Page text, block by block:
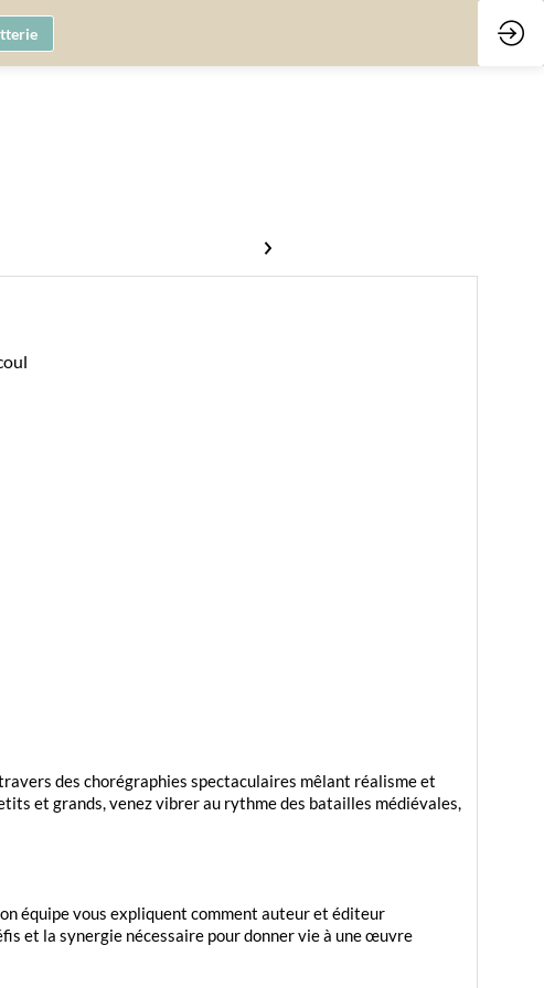
des chorégraphies spectaculaires mêlant réalisme et
et grands, venez vibrer au rythme des batailles médiévales,
équipe vous expliquent comment auteur et éditeur
et la synergie nécessaire pour donner vie à une œuvre